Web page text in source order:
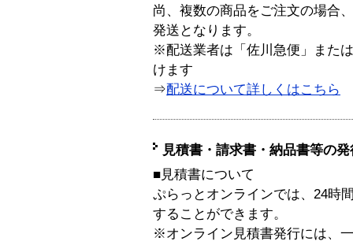
尚、複数の商品をご注文の場合
発送となります。
※配送業者は「佐川急便」また
けます
⇒配送について詳しくはこちら
見積書・請求書・納品書等の
■見積書について
ぷらっとオンラインでは、24時
することができます。
※オンライン見積書発行には、